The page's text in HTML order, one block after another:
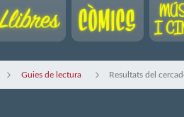
Guies de lectura Resultats del